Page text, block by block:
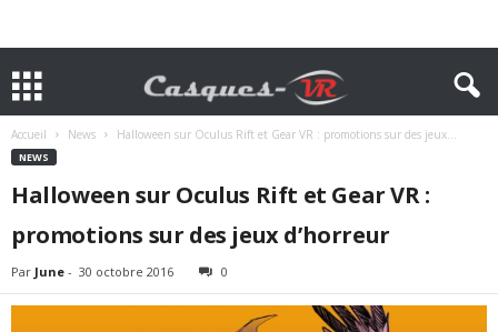
Accueil News Halloween sur Oculus Rift et Gear VR : promotions sur des jeux...
NEWS
Halloween sur Oculus Rift et Gear VR :
promotions sur des jeux d’horreur
Par June - 30 octobre 2016 0